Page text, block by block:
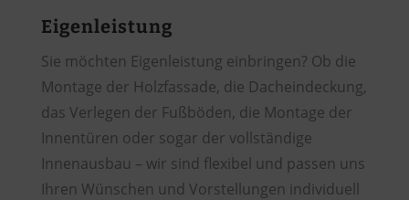
Eigenleistung
Sie möchten Eigenleistung einbringen? Ob die
Montage der Holzfassade, die Dacheindeckung,
das Verlegen der Fußböden, die Montage der
Innentüren oder sogar der vollständige
Innenausbau – wir sind flexibel und passen uns
Ihren Wünschen und Vorstellungen individuell